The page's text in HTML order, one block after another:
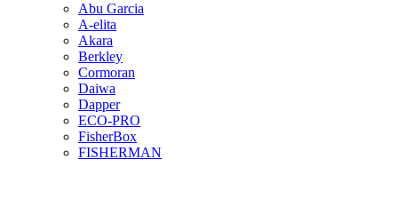
Abu Garcia
A-elita
Akara
Berkley
Cormoran
Daiwa
Dapper
ECO-PRO
FisherBox
FISHERMAN